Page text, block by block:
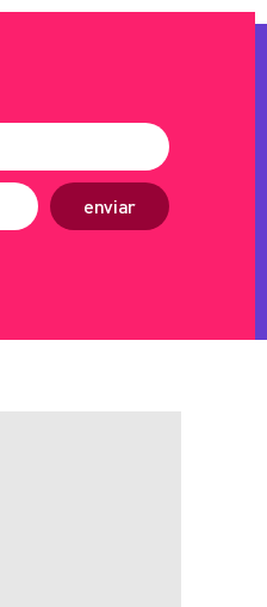
enviar